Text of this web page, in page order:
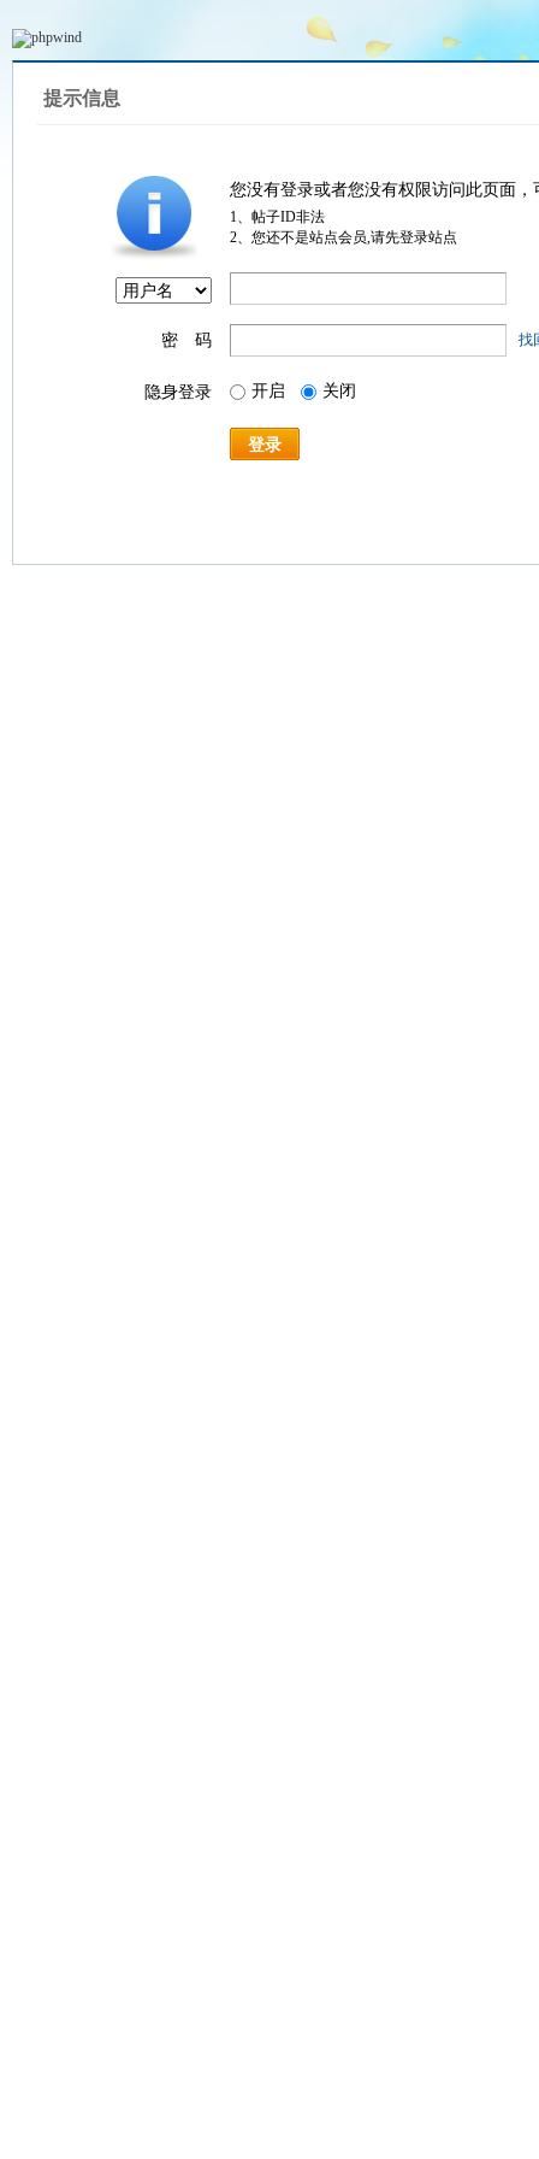
提示信息
您没有登录或者您没有权限访问此页面
1、帖子ID非法
2、您还不是站点会员,请先登录站点
密 码 找
隐身登录 开启 关闭
登录